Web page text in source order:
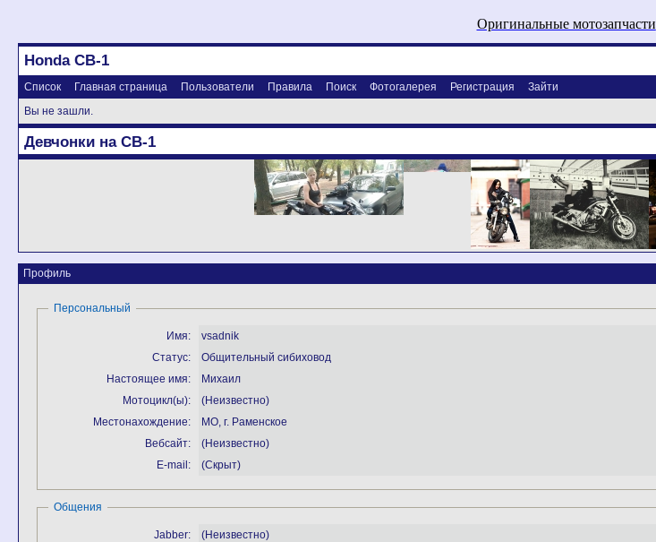
Оригинальные мотозапчасти
Honda CB-1
Список Главная страница Пользователи Правила Поиск Фотогалерея Регистрация
Зайти
Вы не зашли.
Девчонки на CB-1
Профиль
Персональный
Имя:
vsadnik
Статус:
Общительный сибиховод
Настоящее имя:
Михаил
Мотоцикл(ы):
(Неизвестно)
Местонахождение:
МО, г. Раменское
Вебсайт:
(Неизвестно)
E-mail:
(Скрыт)
Общения
Jabber:
(Неизвестно)